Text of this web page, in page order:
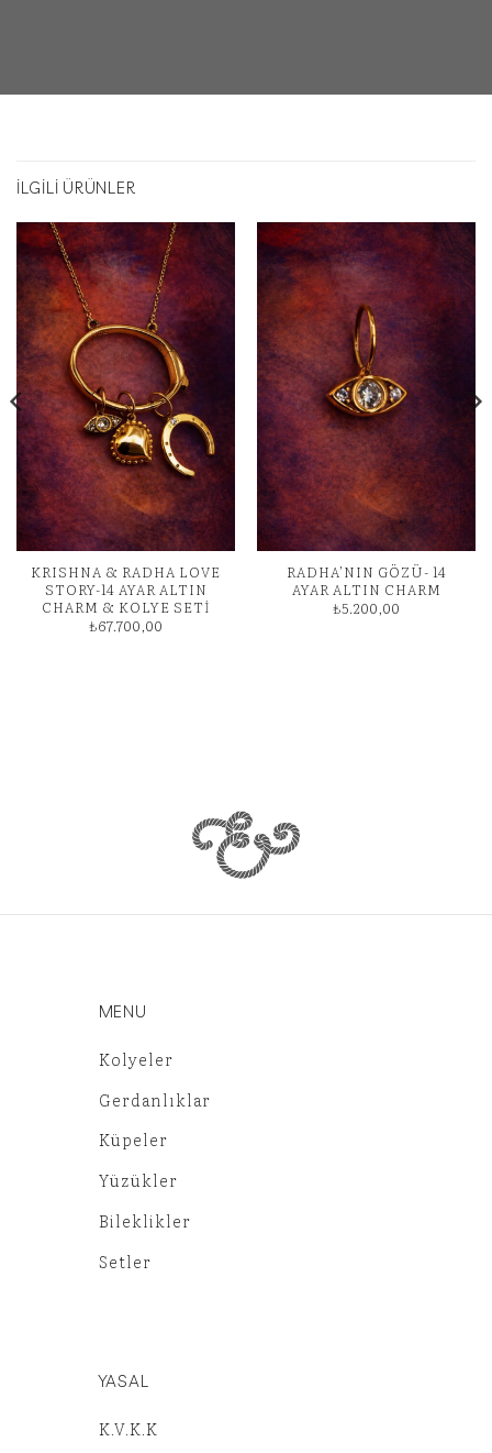
İLGILI ÜRÜNLER
KRISHNA & RADHA LOVE
STORY-14 AYAR ALTIN
CHARM & KOLYE SETİ
₺67.700,00
RADHA’NIN GÖZÜ- 14
AYAR ALTIN CHARM
₺5.200,00
MENU
Kolyeler
Gerdanlıklar
Küpeler
Yüzükler
Bileklikler
Setler
YASAL
K.V.K.K